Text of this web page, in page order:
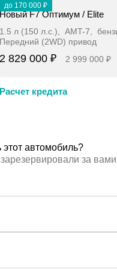
до 170 000 ₽
В наличии
Новый F7 Оптимум / Elite
1.5 л (150 л.с.), AMT-7,
Передний (2WD) привод
2 829 000 ₽ 2 999 000 ₽
Расчет кредита
автомобиль?
за